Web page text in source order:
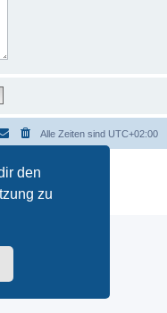
den
zu
Alle Zeiten sind UTC+02:00
© phpBB Limited